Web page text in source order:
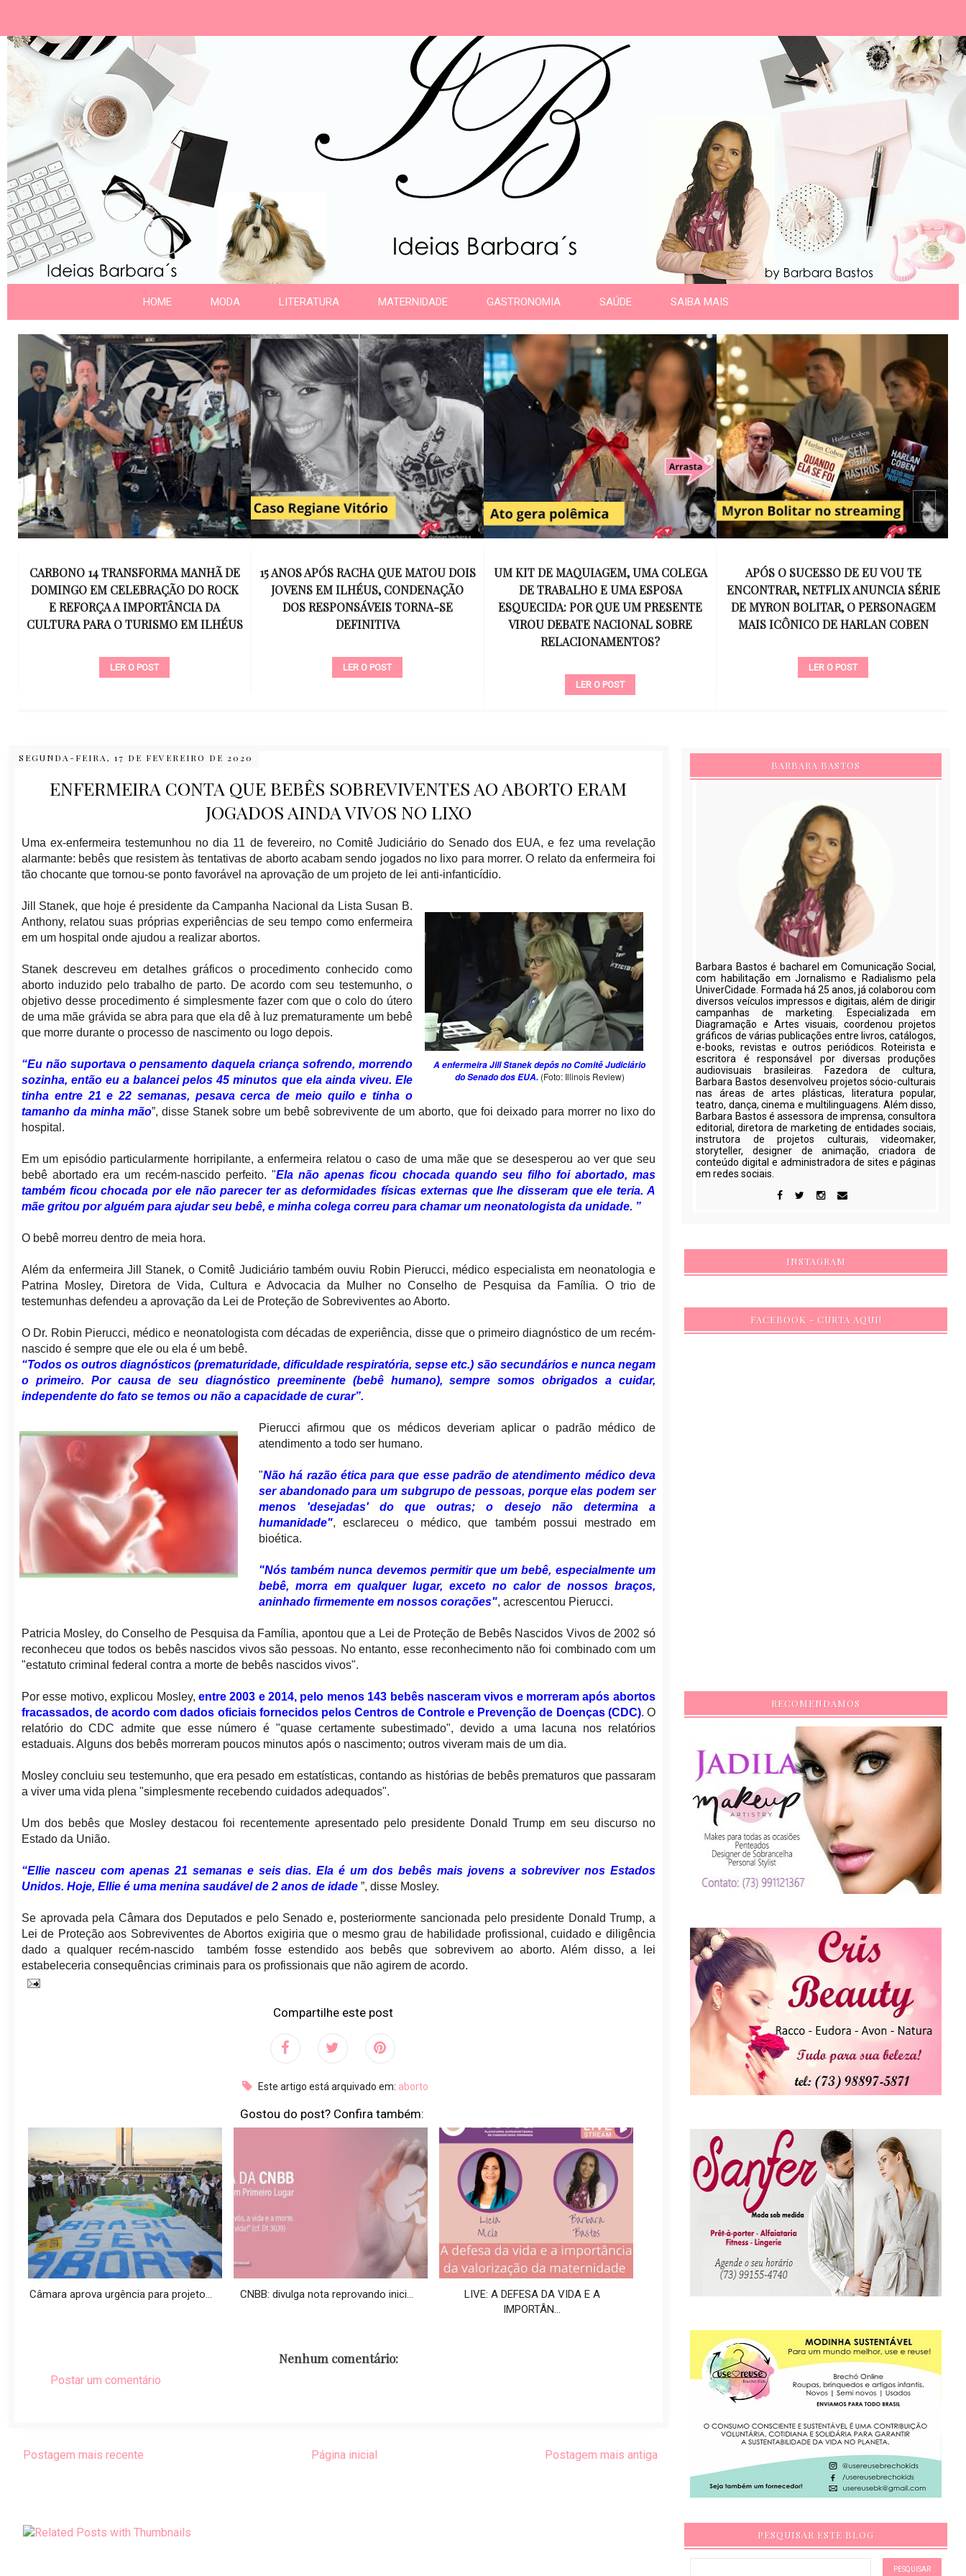
HOME MODA LITERATURA MATERNIDADE GASTRONOMIA SAÚDE SAIBA MAIS
15 ANOS APÓS RACHA QUE MATOU DOIS
JOVENS EM ILHÉUS, CONDENAÇÃO
DOS RESPONSÁVEIS TORNA-SE
DEFINITIVA
LER O POST
UM KIT DE MAQUIAGEM, UMA COLEGA
DE TRABALHO E UMA ESPOSA
ESQUECIDA: POR QUE UM PRESENTE
VIROU DEBATE NACIONAL SOBRE
APÓS O SUCESSO DE EU VOU TE
ENCONTRAR, NETFLIX ANUNCIA SÉRIE
DE MYRON BOLITAR, O PERSONAGEM
MAIS ICÔNICO DE HARLAN COBEN
15 ANOS SEM AMY WINEHOUSE: A VOZ
INESQUECÍVEL QUE REVOLUCIONOU A
MÚSICA E SE TORNOU UM SÍMBOLO
DE UMA GERAÇÃO
LER O POST
SEGUNDA-FEIRA, 17 DE FEVEREIRO DE 2020
ENFERMEIRA CONTA QUE BEBÊS SOBREVIVENTES AO ABORTO ERAM
JOGADOS AINDA VIVOS NO LIXO
Uma ex-enfermeira testemunhou no dia 11 de fevereiro, no Comitê Judiciário do Senado dos EUA, e fez uma revelação
alarmante: bebês que resistem às tentativas de abortoacabam sendo jogados no lixo para morrer. O relato da enfermeira foi
tão chocante que tornou-se ponto favorável na aprovação de um projeto de lei anti-infanticídio.
A enfermeira Jill Stanek depôs no Comitê Judiciário
do Senado dos EUA. (Foto: Illinois Review)
Jill Stanek, que hoje é presidente da Campanha Nacional da Lista Susan B.
Anthony, relatou suas próprias experiências de seu tempo como enfermeira
em um hospital onde ajudou a realizar abortos.
Stanek descreveu em detalhes gráficos o procedimento conhecido como
aborto induzido pelo trabalho de parto. De acordo com seu testemunho, o
objetivo desse procedimento é simplesmente fazer com que o colo do útero
de uma mãe grávida se abra para que ela dê à luz prematuramente um bebê
que morre durante o processo de nascimento ou logo depois.
“Eu não suportava o pensamento daquela criança sofrendo, morrendo
sozinha, então eu a balancei pelos 45 minutos que ela ainda viveu. Ele
tinha entre 21 e 22 semanas, pesava cerca de meio quilo e tinha o
tamanho da minha mão”, disse Stanek sobre um bebê sobrevivente de um aborto, que foi deixado para morrer no lixo do
hospital.
Em um episódio particularmente horripilante, a enfermeira relatou o caso de uma mãe que se desesperou ao ver que seu
bebê abortado era um recém-nascido perfeito. "Ela não apenas ficou chocada quando seu filho foi abortado, mas
também ficou chocada por ele não parecer ter as deformidades físicas externas que lhe disseram que ele teria. A
mãe gritou por alguém para ajudar seu bebê, e minha colega correu para chamar um neonatologista da unidade. ”
O bebê morreu dentro de meia hora.
Além da enfermeira Jill Stanek, o Comitê Judiciário também ouviu Robin Pierucci, médico especialista em neonatologia e
Patrina Mosley, Diretora de Vida, Cultura e Advocacia da Mulher no Conselho de Pesquisa da Família. O trio de
testemunhas defendeu a aprovação da Lei de Proteção de Sobreviventes ao Aborto.
O Dr. Robin Pierucci, médico e neonatologista com décadas de experiência, disse que o primeiro diagnóstico de um recém-
nascido é sempre que ele ou ela é um bebê.
“Todos os outros diagnósticos (prematuridade, dificuldade respiratória, sepse etc.) são secundários e nunca negam
o primeiro. Por causa de seu diagnóstico preeminente (bebê humano), sempre somos obrigados a cuidar,
independente do fato se temos ou não a capacidade de curar”.
Pierucci afirmou que os médicos deveriam aplicar o padrão médico de
atendimento a todo ser humano.
"Não há razão ética para que esse padrão de atendimento médico deva
ser abandonado para um subgrupo de pessoas, porque elas podem ser
menos 'desejadas' do que outras; o desejo não determina a
humanidade", esclareceu o médico, que também possui mestrado em
bioética.
"Nós também nunca devemos permitir que um bebê, especialmente um
bebê, morra em qualquer lugar, exceto no calor de nossos braços,
aninhado firmemente em nossos corações", acrescentou Pierucci.
Patricia Mosley, do Conselho de Pesquisa da Família, apontou que a Lei de Proteção de Bebês Nascidos Vivos de 2002 só
reconheceu que todos os bebês nascidos vivos são pessoas. No entanto, esse reconhecimento não foi combinado com um
"estatuto criminal federal contra a morte de bebês nascidos vivos".
Por esse motivo, explicou Mosley, entre 2003 e 2014, pelo menos 143 bebês nasceram vivos e morreram após abortos
fracassados, de acordo com dados oficiais fornecidos pelos Centros de Controle e Prevenção de Doenças (CDC). O
relatório do CDC admite que esse número é "quase certamente subestimado", devido a uma lacuna nos relatórios
estaduais. Alguns dos bebês morreram poucos minutos após o nascimento; outros viveram mais de um dia.
Mosley concluiu seu testemunho, que era pesado em estatísticas, contando as histórias de bebês prematuros que passaram
a viver uma vida plena "simplesmente recebendo cuidados adequados".
Um dos bebês que Mosley destacou foi recentemente apresentado pelo presidente Donald Trump em seu discurso no
Estado da União.
“Ellie nasceu com apenas 21 semanas e seis dias. Ela é um dos bebês mais jovens a sobreviver nos Estados
Unidos. Hoje, Ellie é uma menina saudável de 2 anos de idade ”, disse Mosley.
Se aprovada pela Câmara dos Deputados e pelo Senado e, posteriormente sancionada pelo presidente Donald Trump, a
Lei de Proteção aos Sobreviventes de Abortos exigiria que o mesmo grau de habilidade profissional, cuidado e diligência
dado a qualquer recém-nascido também fosse estendido aos bebês que sobrevivem ao aborto. Além disso, a lei
estabeleceria consequências criminais para os profissionais que não agirem de acordo.
Compartilhe este post
Este artigo está arquivado em: aborto
Gostou do post? Confira também:
Câmara aprova urgência para projeto... CNBB: divulga nota reprovando inici...
LIVE: A DEFESA DA VIDA E A
IMPORTÂN...
Nenhum comentário:
Postar um comentário
Postagem mais recente Postagem mais antiga
Página inicial
BARBARA BASTOS
Barbara Bastos é bacharel em Comunicação Social,
com habilitação em Jornalismo e Radialismo pela
UniverCidade. Formada há 25 anos, já colaborou com
diversos veículos impressos e digitais, além de dirigir
campanhas de marketing. Especializada em
Diagramação e Artes visuais, coordenou projetos
gráficos de várias publicações entre livros, catálogos,
e-books, revistas e outros periódicos. Roteirista e
escritora é responsável por diversas produções
audiovisuais brasileiras. Fazedora de cultura,
Barbara Bastos desenvolveu projetos sócio-culturais
nas áreas de artes plásticas, literatura popular,
teatro, dança, cinema e multilinguagens. Além disso,
Barbara Bastos é assessora de imprensa, consultora
editorial, diretora de marketing de entidades sociais,
instrutora de projetos culturais, videomaker,
storyteller, designer de animação, criadora de
conteúdo digital e administradora de sites e páginas
em redes sociais.
INSTAGRAM
FACEBOOK - CURTA AQUI!
RECOMENDAMOS
PESQUISAR ESTE BLOG